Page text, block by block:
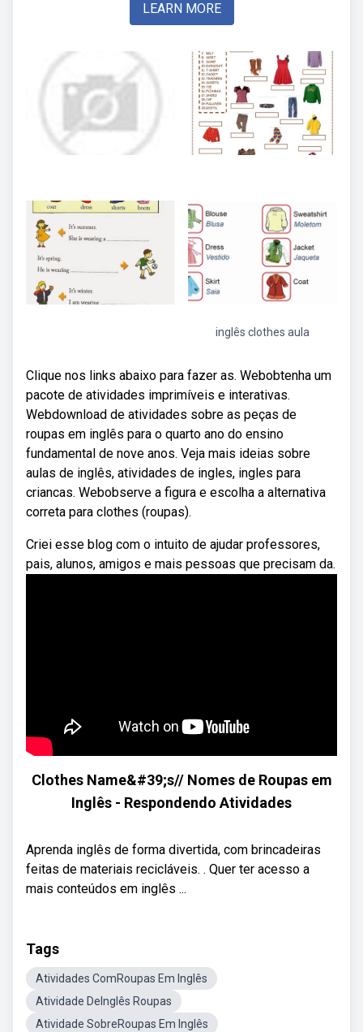
LEARN MORE
inglês clothes aula
Clique nos links abaixo para fazer as. Webobtenha um
pacote de atividades imprimíveis e interativas.
Webdownload de atividades sobre as peças de
roupas em inglês para o quarto ano do ensino
fundamental de nove anos. Veja mais ideias sobre
aulas de inglês, atividades de ingles, ingles para
criancas. Webobserve a figura e escolha a alternativa
correta para clothes (roupas).
Criei esse blog com o intuito de ajudar professores,
pais, alunos, amigos e mais pessoas que precisam da.
Clothes Name&#39;s// Nomes de Roupas em
Inglês - Respondendo Atividades
Aprenda inglês de forma divertida, com brincadeiras
feitas de materiais recicláveis. . Quer ter acesso a
mais conteúdos em inglês ...
Tags
Atividades ComRoupas Em Inglês
Atividade DeInglês Roupas
Atividade SobreRoupas Em Inglês